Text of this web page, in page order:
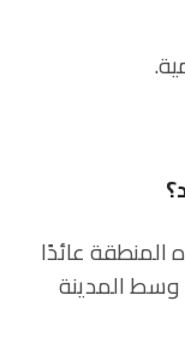
عائدًا
وسط المدينة